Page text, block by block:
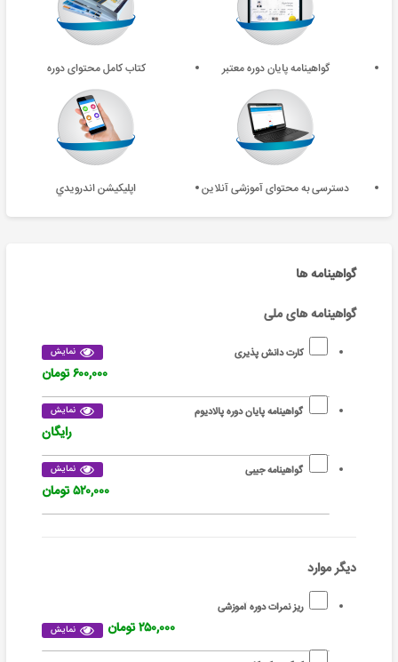
گواهینامه پایان دوره معتبر کتاب کامل محتوای دوره
دسترسی به محتوای آموزشی آنلاین اپليکيشن اندرويدي
گواهینامه ها
گواهینامه های ملی
کارت دانش پذیری نمایش
۶۰۰,۰۰۰ تومان
گواهینامه پایان دوره پالادیوم نمایش
رایگان
گواهینامه جیبی نمایش
۵۲۰,۰۰۰ تومان
دیگر موارد
ریز نمرات دوره آموزشی
نمایش ۲۵۰,۰۰۰ تومان